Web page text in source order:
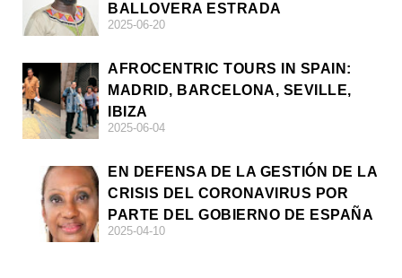
BALLOVERA ESTRADA
2025-06-20
AFROCENTRIC TOURS IN SPAIN:
MADRID, BARCELONA, SEVILLE,
IBIZA
2025-06-04
EN DEFENSA DE LA GESTIÓN DE LA
CRISIS DEL CORONAVIRUS POR
PARTE DEL GOBIERNO DE ESPAÑA
2025-04-10